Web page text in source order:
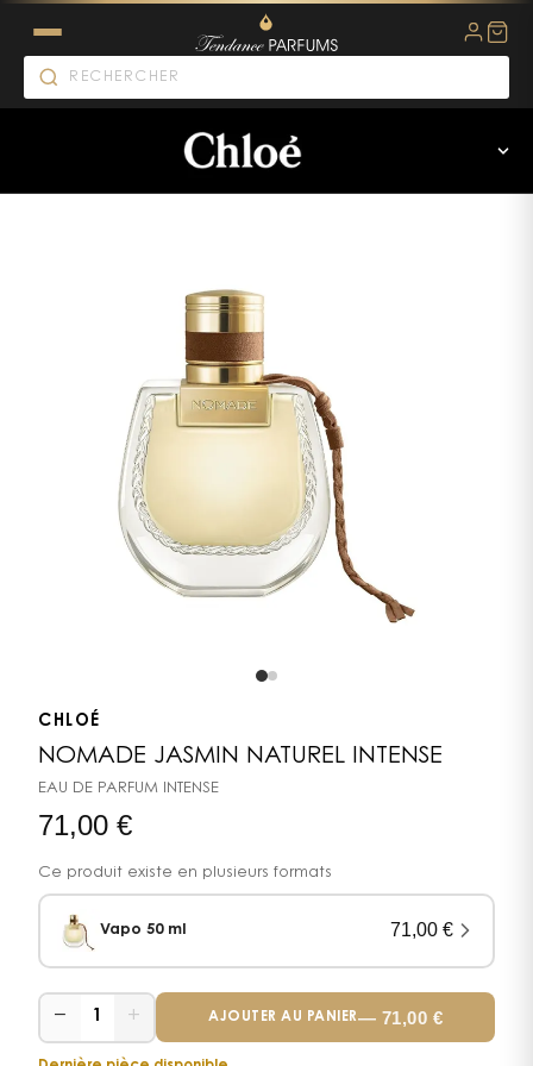
CHLOÉ
NOMADE JASMIN NATUREL INTENSE
EAU DE PARFUM INTENSE
71,00 €
Ce produit existe en plusieurs formats
Vapo 50 ml 71,00€
− 1 + AJOUTER AU PANIER— 71,00 €